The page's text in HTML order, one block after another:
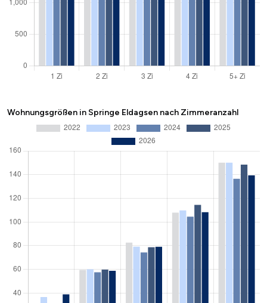
Wohnungsgrößen in Springe Eldagsen nach Zimmeranzahl